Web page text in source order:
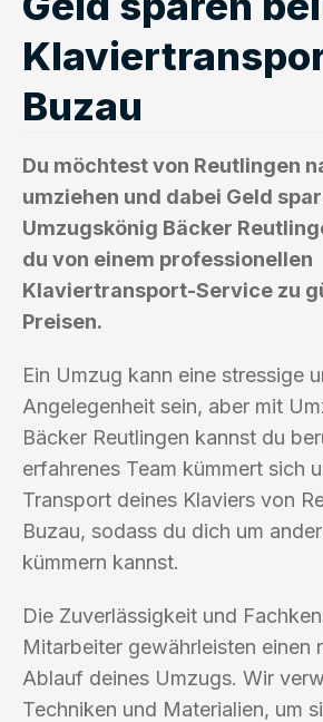
Buzau
Du möchtest von Reutlingen
umziehen und dabei Geld
Umzugskönig Bäcker
du von einem professionellen
Klaviertransport-Service zu
Preisen.
Ein Umzug kann eine stressige
Angelegenheit sein, aber mit
Bäcker Reutlingen kannst du
erfahrenes Team kümmert sich
Transport deines Klaviers von
Buzau, sodass du dich um
kümmern kannst.
Die Zuverlässigkeit und
Mitarbeiter gewährleisten einen
Ablauf deines Umzugs. Wir
Techniken und Materialien, um